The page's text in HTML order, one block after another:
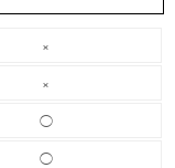
×
×
◯
◯